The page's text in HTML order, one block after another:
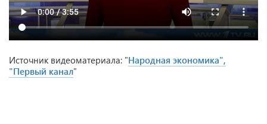
Источник видеоматериала: "Народная экономика",
"Первый канал"